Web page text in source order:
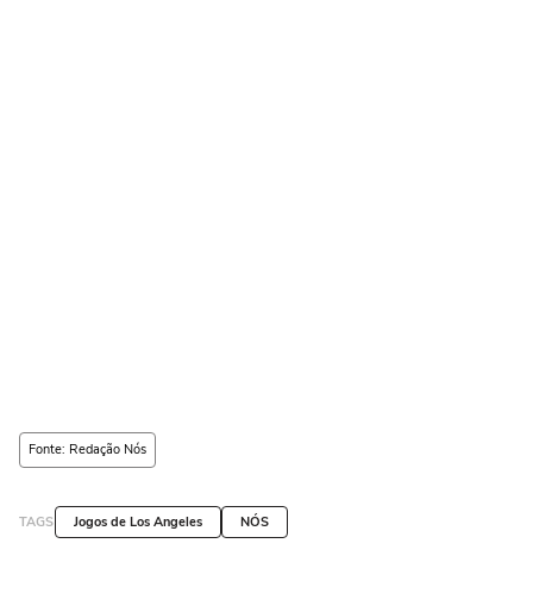
Fonte: Redação Nós
TAGS Jogos de Los Angeles NÓS